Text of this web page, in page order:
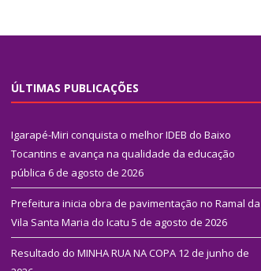
ÚLTIMAS PUBLICAÇÕES
Igarapé-Miri conquista o melhor IDEB do Baixo
Tocantins e avança na qualidade da educação
pública 6 de agosto de 2026
Prefeitura inicia obra de pavimentação no Ramal da
Vila Santa Maria do Icatu 5 de agosto de 2026
Resultado do MINHA RUA NA COPA 12 de junho de